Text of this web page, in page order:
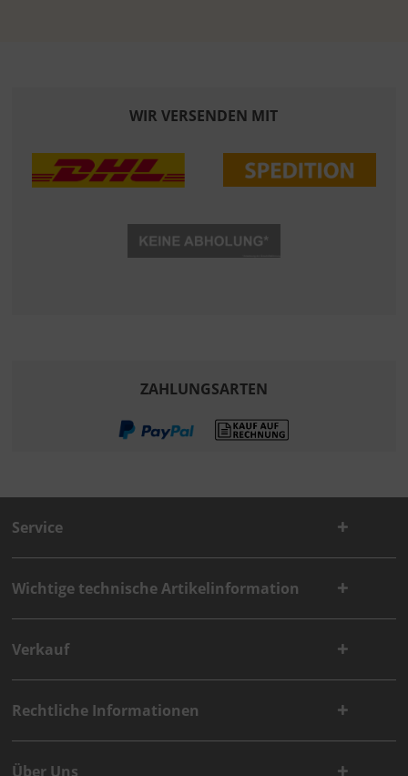
WIR VERSENDEN MIT
ZAHLUNGSARTEN
Service
Wichtige technische Artikelinformation
Verkauf
Rechtliche Informationen
Über Uns